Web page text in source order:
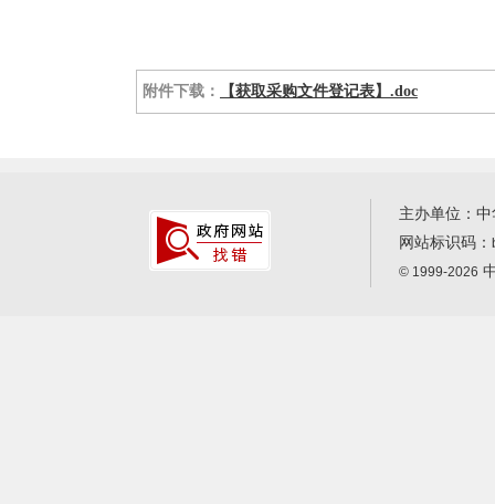
附件下载： 【获取采购文件登记表】.doc
主办单位：
网站标识码：
© 1999-2026